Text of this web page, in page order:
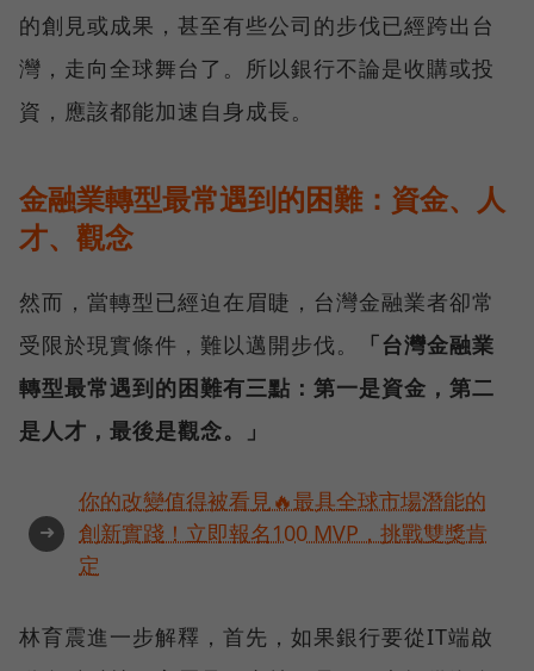
的創見或成果，甚至有些公司的步伐已經跨出台
灣，走向全球舞台了。所以銀行不論是收購或投
資，應該都能加速自身成長。
金融業轉型最常遇到的困難：資金、人
才、觀念
然而，當轉型已經迫在眉睫，台灣金融業者卻常
受限於現實條件，難以邁開步伐。
「台灣金融業
轉型最常遇到的困難有三點：第一是資金，第二
是人才，最後是觀念。」
➜
你的改變值得被看見🔥最具全球市場潛能的
創新實踐！立即報名100 MVP，挑戰雙獎肯
定
林育震進一步解釋，首先，如果銀行要從IT端啟